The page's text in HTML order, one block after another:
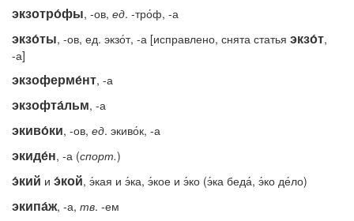
экзотро́фы, -ов, ед. -тро́ф, -а
экзо́ты, -ов, ед. экзо́т, -а [исправлено, снята статья экзо́т,
-а]
экзоферме́нт, -а
экзофта́льм, -а
экиво́ки, -ов, ед. экиво́к, -а
экиде́н, -а (спорт.)
э́кий и э́кой, э́кая и э́ка, э́кое и э́ко (э́ка беда́, э́ко де́ло)
экипа́ж, -а, тв. -ем